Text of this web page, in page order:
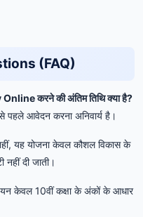
(FAQ)
करने की अंतिम तिथि क्या है?
पहले आवेदन करना अनिवार्य है।
यह योजना केवल कौशल विकास के
दी जाती।
केवल 10वीं कक्षा के अंकों के आधार